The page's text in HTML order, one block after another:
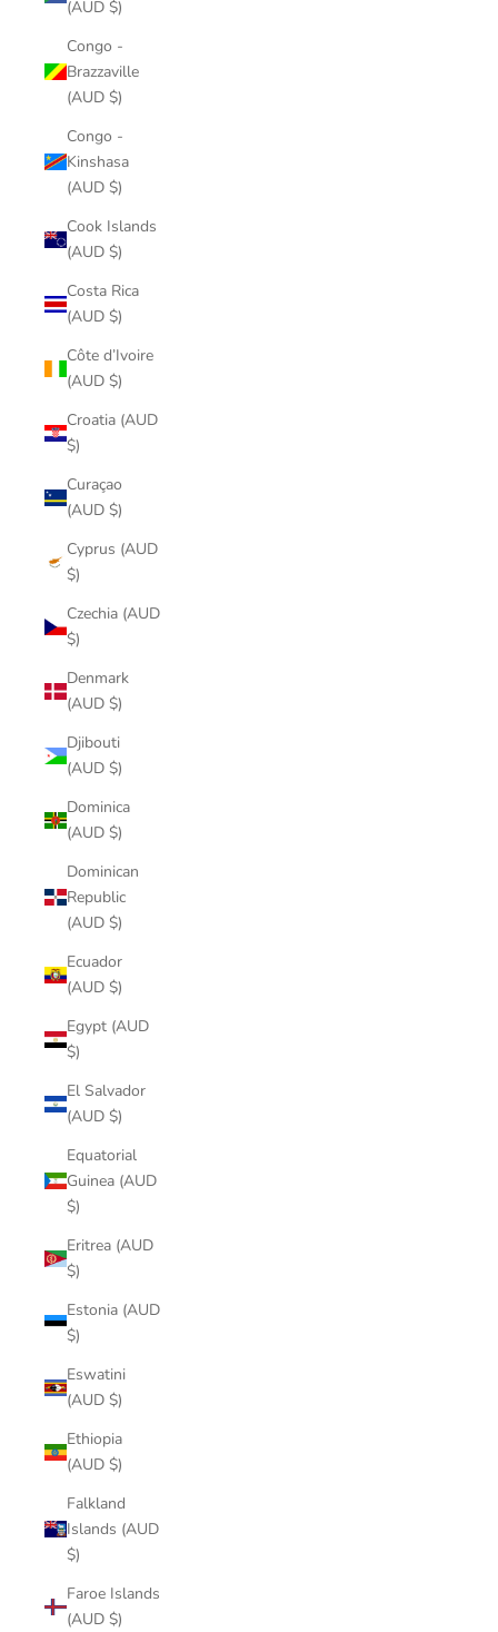
(AUD $)
Congo -
Brazzaville
(AUD $)
Congo -
Kinshasa
(AUD $)
Cook Islands
(AUD $)
Costa Rica
(AUD $)
Côte d’Ivoire
(AUD $)
Croatia (AUD
$)
Curaçao
(AUD $)
Cyprus (AUD
$)
Czechia (AUD
$)
Denmark
(AUD $)
Djibouti
(AUD $)
Dominica
(AUD $)
Dominican
Republic
(AUD $)
Ecuador
(AUD $)
Egypt (AUD
$)
El Salvador
(AUD $)
Equatorial
Guinea (AUD
$)
Eritrea (AUD
$)
Estonia (AUD
$)
Eswatini
(AUD $)
Ethiopia
(AUD $)
Falkland
Islands (AUD
$)
Faroe Islands
(AUD $)